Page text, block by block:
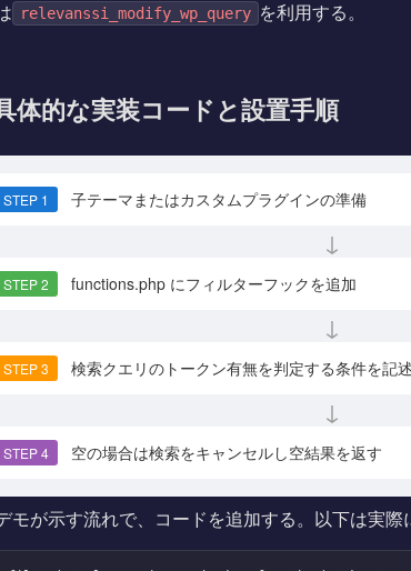
relevanssi_modify_wp_query を利用する。
体的な実装コードと設置手順
STEP 1 子テーマまたはカスタムプラグインの準備
↓
STEP 2 functions.php にフィルターフックを追加
↓
STEP 3 検索クエリのトークン有無を判定する条件を記述
↓
STEP 4 空の場合は検索をキャンセルし空結果を返す
モが示す流れで、コードを追加する。以下は実際